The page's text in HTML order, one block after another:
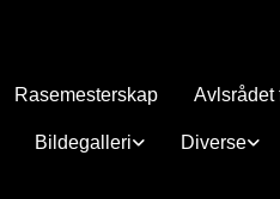
Rasemesterskap Avlsrådet
Bildegalleri Diverse